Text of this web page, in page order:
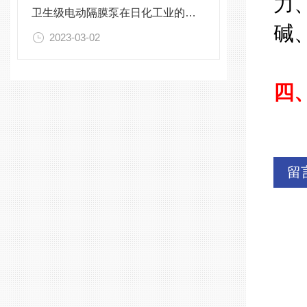
卫生级电动隔膜泵在日化工业的使用情况
2023-03-02
碱
四
留